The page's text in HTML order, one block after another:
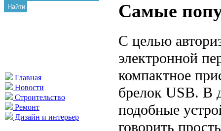
Найти
Главная
Новости
Строительство
Ремонт
Дизайн и интерьер
Самые
С целью
электронной
компактное
брелок USB. В
подобные
говорить